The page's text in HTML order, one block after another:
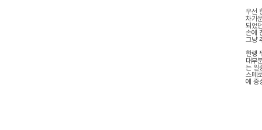
우선
차가
되었
손에
그냥
한랭
대부
는 일
스테
에 증